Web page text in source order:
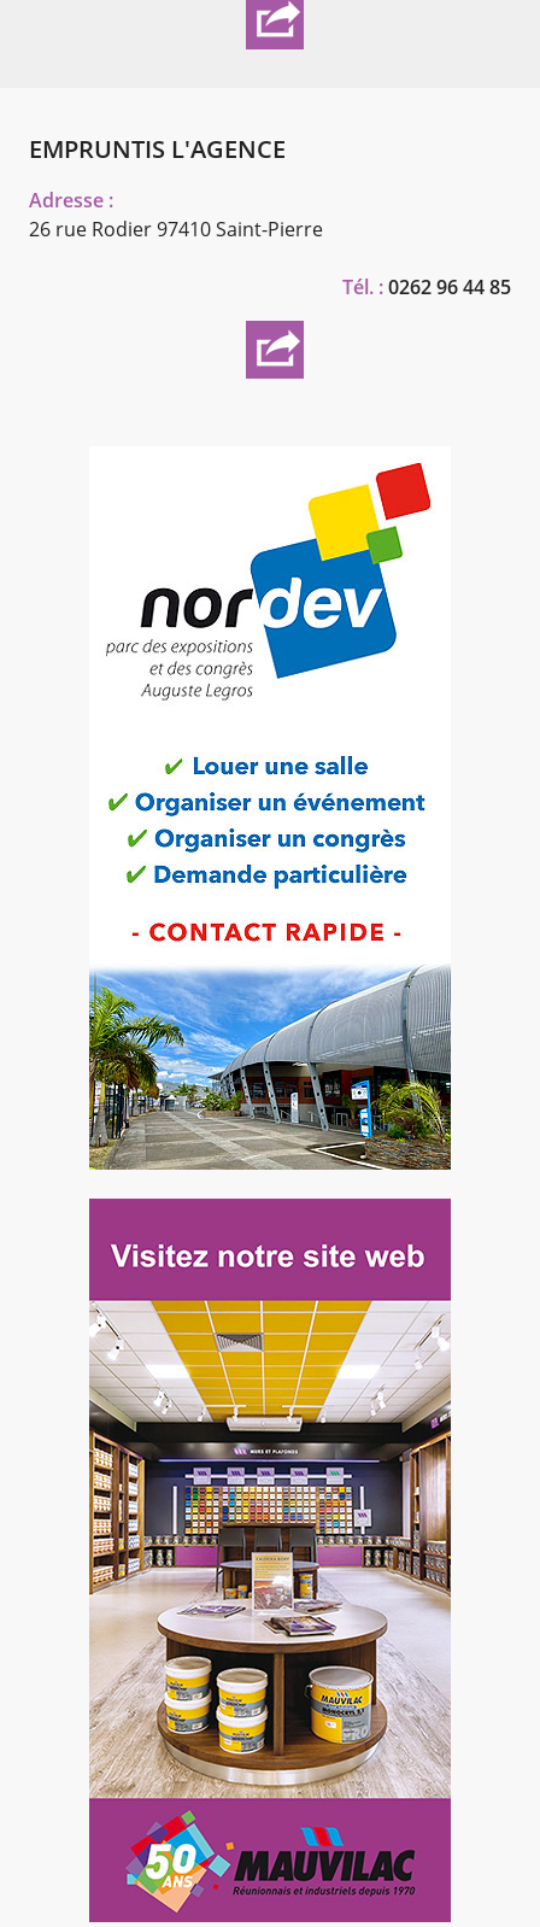
EMPRUNTIS L'AGENCE
Adresse :
26 rue Rodier97410 Saint-Pierre
Tél. :0262 96 44 85